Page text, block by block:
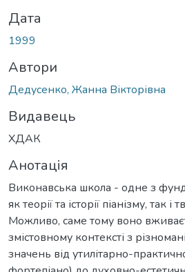
Дата
1999
Автори
Дедусенко, Жанна Вікторівна
Видавець
ХДАК
Анотація
Виконавська школа - одне з
як теорії та історії піанізму, так і
Можливо, саме тому воно
змістовному контексті з
значень від утилітарно-